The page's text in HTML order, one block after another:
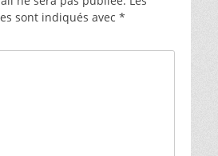
sont indiqués avec *